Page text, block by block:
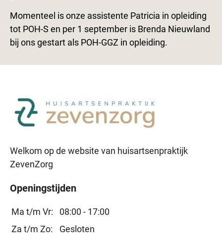
Momenteel is onze assistente Patricia in opleiding
tot POH-S en per 1 september is Brenda Nieuwland
bij ons gestart als POH-GGZ in opleiding.
Welkom op de website van huisartsenpraktijk
ZevenZorg
Openingstijden
Ma t/m Vr:
08:00 - 17:00
Za t/m Zo:
Gesloten